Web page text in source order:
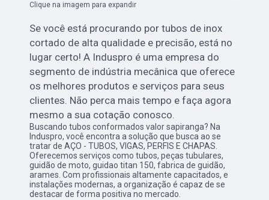
Clique na imagem para expandir
Se você está procurando por tubos de inox
cortado de alta qualidade e precisão, está no
lugar certo! A Induspro é uma empresa do
segmento de indústria mecânica que oferece
os melhores produtos e serviços para seus
clientes. Não perca mais tempo e faça agora
mesmo a sua cotação conosco.
Buscando tubos conformados valor sapiranga? Na
Induspro, você encontra a solução que busca ao se
tratar de AÇO - TUBOS, VIGAS, PERFIS E CHAPAS.
Oferecemos serviços como tubos, peças tubulares,
guidão de moto, guidao titan 150, fabrica de guidão,
arames. Com profissionais altamente capacitados, e
instalações modernas, a organização é capaz de se
destacar de forma positiva no mercado.